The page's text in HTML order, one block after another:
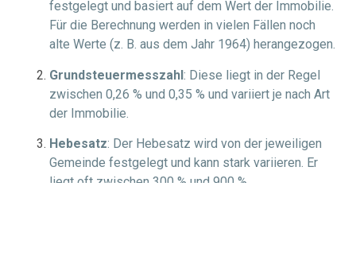
festgelegt und basiert auf dem Wert der Immobilie.
Für die Berechnung werden in vielen Fällen noch
alte Werte (z. B. aus dem Jahr 1964) herangezogen.
Grundsteuermesszahl: Diese liegt in der Regel
zwischen 0,26 % und 0,35 % und variiert je nach Art
der Immobilie.
Hebesatz: Der Hebesatz wird von der jeweiligen
Gemeinde festgelegt und kann stark variieren. Er
liegt oft zwischen 300 % und 900 %.